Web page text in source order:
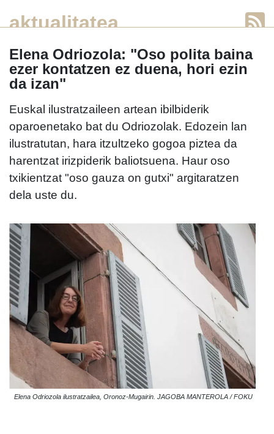
aktualitatea
Elena Odriozola: "Oso polita baina
ezer kontatzen ez duena, hori ezin
da izan"
Euskal ilustratzaileen artean ibilbiderik
oparoenetako bat du Odriozolak. Edozein lan
ilustratutan, hara itzultzeko gogoa piztea da
harentzat irizpiderik baliotsuena. Haur oso
txikientzat "oso gauza on gutxi" argitaratzen
dela uste du.
Elena Odriozola ilustratzailea, Oronoz-Mugairin. JAGOBA MANTEROLA / FOKU